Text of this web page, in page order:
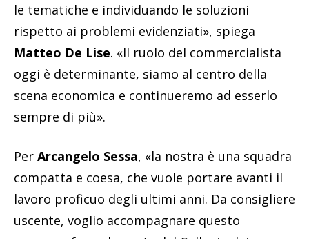
le tematiche e individuando le soluzioni
rispetto ai problemi evidenziati», spiega
Matteo De Lise. «Il ruolo del commercialista
oggi è determinante, siamo al centro della
scena economica e continueremo ad esserlo
sempre di più».
Per Arcangelo Sessa, «la nostra è una squadra
compatta e coesa, che vuole portare avanti il
lavoro proficuo degli ultimi anni. Da consigliere
uscente, voglio accompagnare questo